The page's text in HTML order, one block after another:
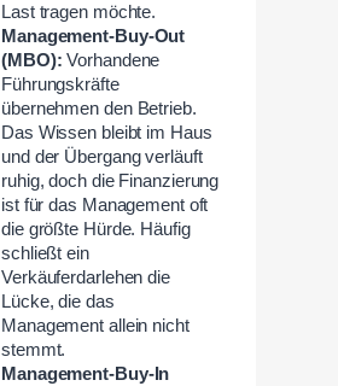
Last tragen möchte.
Management-Buy-Out
(MBO):Vorhandene
Führungskräfte
übernehmen den Betrieb.
Das Wissen bleibt im Haus
und der Übergang verläuft
ruhig, doch die Finanzierung
ist für das Management oft
die größte Hürde. Häufig
schließt ein
Verkäuferdarlehen die
Lücke, die das
Management allein nicht
stemmt.
Management-Buy-In